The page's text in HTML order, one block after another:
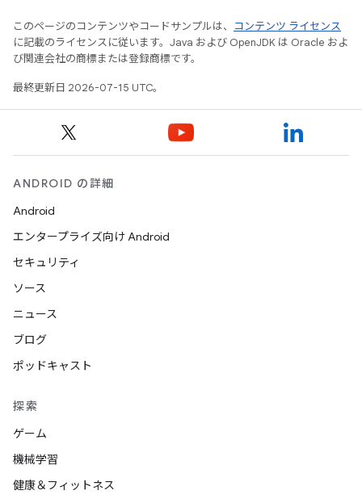
このページのコンテンツやコードサンプルは、
コンテンツ ライセンス
に記載のライセンスに従います。Java および OpenJDK は Oracle およ
び関連会社の商標または登録商標です。
最終更新日 2026-07-15 UTC。
ANDROID の詳細
Android
エンタープライズ向け Android
セキュリティ
ソース
ニュース
ブログ
ポッドキャスト
探索
ゲーム
機械学習
健康＆フィットネス